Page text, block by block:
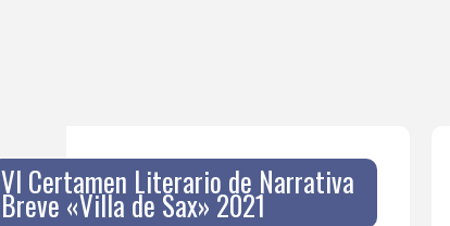
VI Certamen Literario de Narrativa
Breve «Villa de Sax» 2021